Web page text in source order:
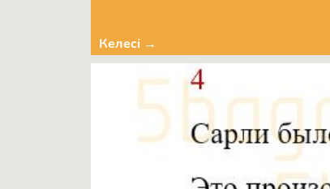
Келесі →